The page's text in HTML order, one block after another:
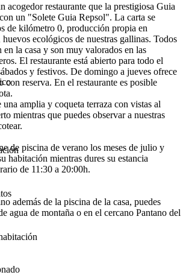
acogedor restaurante que la prestigiosa Guia
un "Solete Guia Repsol". La carta se
de kilómetro 0, producción propia en
ecológicos de nuestras gallinas. Todos
en la casa y son muy valorados en las
El restaurante está abierto para todo el
y festivos. De domingo a jueves ofrece
con reserva. En el restaurante es posible
una amplia y coqueta terraza con vistas al
mientras que puedes observar a nuestras
de piscina de verano los meses de julio y
habitación mientras dures su estancia
de 11:30 a 20:00h.
además de la piscina de la casa, puedes
agua de montaña o en el cercano Pantano del